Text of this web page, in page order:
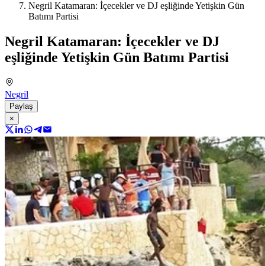
Negril Katamaran: İçecekler ve DJ eşliğinde Yetişkin Gün
Batımı Partisi
Negril Katamaran: İçecekler ve DJ
eşliğinde Yetişkin Gün Batımı Partisi
Negril
Paylaş
×